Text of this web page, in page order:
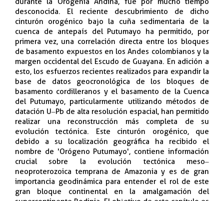
desconocida. El reciente descubrimiento de dicho
cinturón orogénico bajo la cuña sedimentaria de la
cuenca de antepaís del Putumayo ha permitido, por
primera vez, una correlación directa entre los bloques
de basamento expuestos en los Andes colombianos y la
margen occidental del Escudo de Guayana. En adición a
esto, los esfuerzos recientes realizados para expandir la
base de datos geocronológica de los bloques de
basamento cordilleranos y el basamento de la Cuenca
del Putumayo, particularmente utilizando métodos de
datación U‒Pb de alta resolución espacial, han permitido
realizar una reconstrucción más completa de su
evolución tectónica. Este cinturón orogénico, que
debido a su localización geográfica ha recibido el
nombre de 'Orógeno Putumayo', contiene información
crucial sobre la evolución tectónica meso‒
neoproterozoica temprana de Amazonia y es de gran
importancia geodinámica para entender el rol de este
gran bloque continental en la amalgamación del